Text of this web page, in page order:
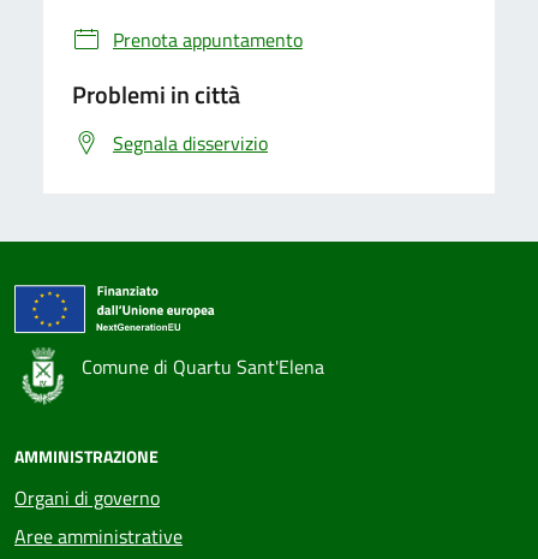
Prenota appuntamento
Problemi in città
Segnala disservizio
Comune di Quartu Sant'Elena
AMMINISTRAZIONE
Organi di governo
Aree amministrative